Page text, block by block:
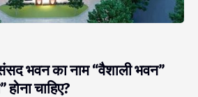
भवन का नाम “वैशाली भवन”
चाहिए?